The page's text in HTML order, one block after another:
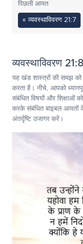
पिछली आयत
« व्यवस्थाविवरण 21:7
व्यवस्थाविवरण
यह खंड शास्त्रों की समझ को
करता है। नीचे, आपको
संबंधित विषयों और शिक्षाओं
करके संबंधित बाइबल आयतों के
अंतर्दृष्टि उजागर करें।